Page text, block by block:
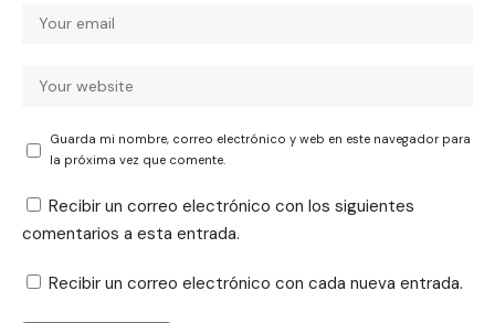
Guarda mi nombre, correo electrónico y web en este navegador para
la próxima vez que comente.
Recibir un correo electrónico con los siguientes
comentarios a esta entrada.
Recibir un correo electrónico con cada nueva entrada.